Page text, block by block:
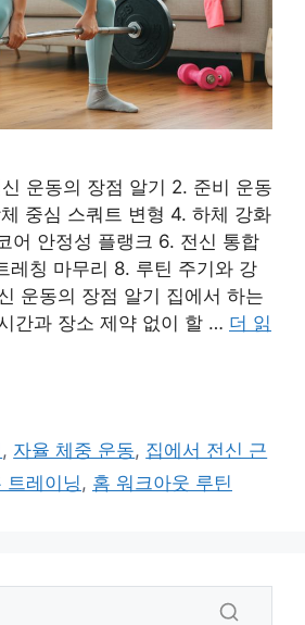
운동의 장점 알기 2. 준비 운동
중심 스쿼트 변형 4. 하체 강화
어 안정성 플랭크 6. 전신 통합
레칭 마무리 8. 루틴 주기와 강
운동의 장점 알기 집에서 하는
간과 장소 제약 없이 할 … 더 읽
, 자율 체중 운동, 집에서 전신 근
트레이닝, 홈 워크아웃 루틴